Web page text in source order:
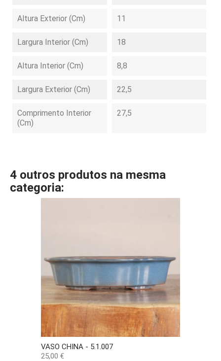
Altura Exterior (cm) 11
Largura Interior (cm) 18
Altura Interior (cm) 8,8
Largura Exterior (cm) 22,5
Comprimento Interior
(cm)
27,5
4 outros produtos na mesma
categoria:
VASO CHINA - 5.1.007
Preço
25,00 €